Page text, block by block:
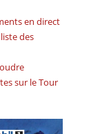
en direct
des
sur le Tour